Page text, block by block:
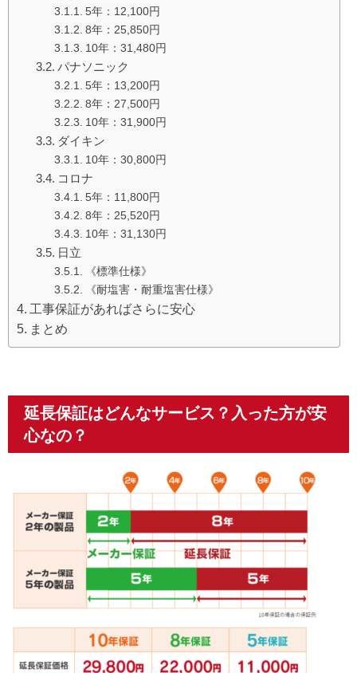
5年：12,100円
8年：25,850円
10年：31,480円
パナソニック
5年：13,200円
8年：27,500円
10年：31,900円
ダイキン
10年：30,800円
コロナ
5年：11,800円
8年：25,520円
10年：31,130円
日立
《標準仕様》
《耐塩害・耐重塩害仕様》
工事保証があればさらに安心
まとめ
延長保証はどんなサービス？入った方が安
心なの？